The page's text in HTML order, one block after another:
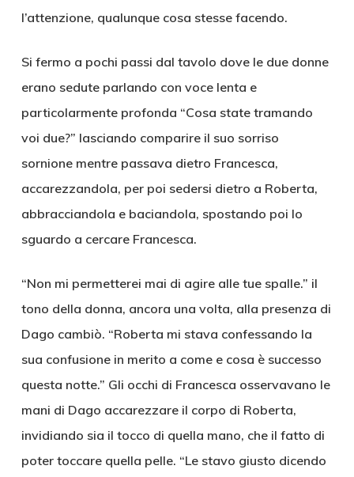
l’attenzione, qualunque cosa stesse facendo.
Si fermo a pochi passi dal tavolo dove le due donne
erano sedute parlando con voce lenta e
particolarmente profonda “Cosa state tramando
voi due?” lasciando comparire il suo sorriso
sornione mentre passava dietro Francesca,
accarezzandola, per poi sedersi dietro a Roberta,
abbracciandola e baciandola, spostando poi lo
sguardo a cercare Francesca.
“Non mi permetterei mai di agire alle tue spalle.” il
tono della donna, ancora una volta, alla presenza di
Dago cambiò. “Roberta mi stava confessando la
sua confusione in merito a come e cosa è successo
questa notte.” Gli occhi di Francesca osservavano le
mani di Dago accarezzare il corpo di Roberta,
invidiando sia il tocco di quella mano, che il fatto di
poter toccare quella pelle. “Le stavo giusto dicendo